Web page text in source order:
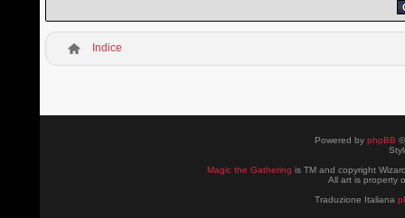
Indice
Powered by phpBB
Magic the Gathering is TM and copyright
All art is property
Traduzione Italiana